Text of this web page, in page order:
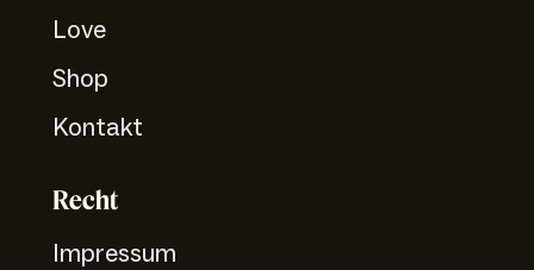
Love
Shop
Kontakt
Recht
Impressum